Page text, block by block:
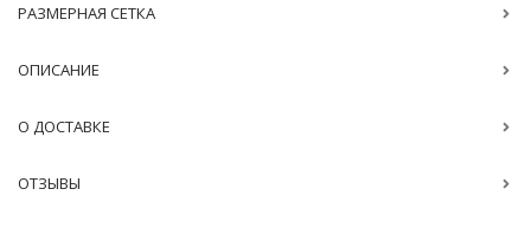
РАЗМЕРНАЯ СЕТКА
ОПИСАНИЕ
О ДОСТАВКЕ
ОТЗЫВЫ